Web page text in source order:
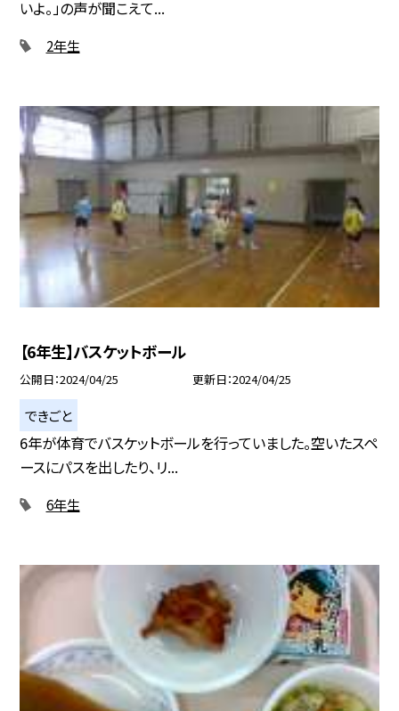
いよ。」の声が聞こえて...
2年生
【6年生】バスケットボール
公開日 2024/04/25 更新日 2024/04/25
できごと
6年が体育でバスケットボールを行っていました。空いたスペ
ースにパスを出したり、リ...
6年生